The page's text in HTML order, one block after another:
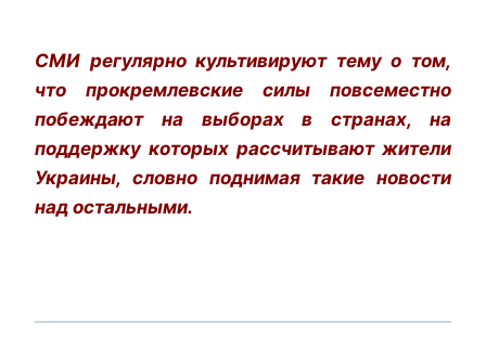
СМИ регулярно культивируют тему о том,
что прокремлевские силы повсеместно
побеждают на выборах в странах, на
поддержку которых рассчитывают жители
Украины, словно поднимая такие новости
над остальными.